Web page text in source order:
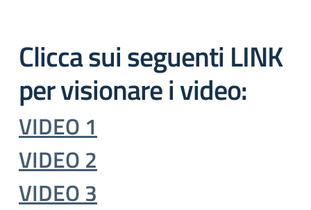
Clicca sui seguenti LINK
per visionare i video:
VIDEO 1
VIDEO 2
VIDEO 3